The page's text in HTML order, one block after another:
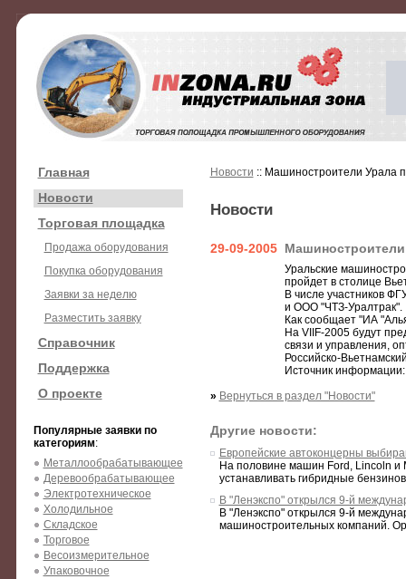
Главная
Новости
Торговая площадка
Продажа оборудования
Покупка оборудования
Заявки за неделю
Разместить заявку
Справочник
Поддержка
О проекте
Популярные заявки по
категориям:
Металлообрабатывающее
Деревообрабатывающее
Электротехническое
Холодильное
Складское
Торговое
Весоизмерительное
Упаковочное
Новости :: Машиностроители Урала
Новости
29-09-2005 Машиностроители
Уральские
пройдет в столице
В числе участников
и ООО "ЧТЗ-Уралтрак".
Как сообщает "ИА
Hа VIIF-2005 будут
связи и управления,
Российско-
Источник
» Вернуться в раздел "Новости"
Другие новости:
Европейские автоконцерны
На половине машин Ford, Lincoln и
устанавливать гибридные
В "Ленэкспо" открылся 9-й
В "Ленэкспо" открылся 9-й
машиностроительных компаний.